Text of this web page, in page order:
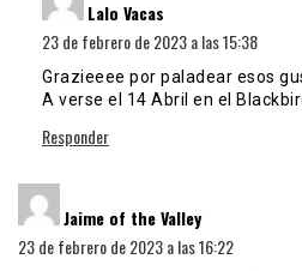
Lalo Vacas
23 de febrero de 2023 a las 15:38
Grazieeee por paladear esos
A verse el 14 Abril en el
Responder
Jaime of the Valley
23 de febrero de 2023 a las 16:22